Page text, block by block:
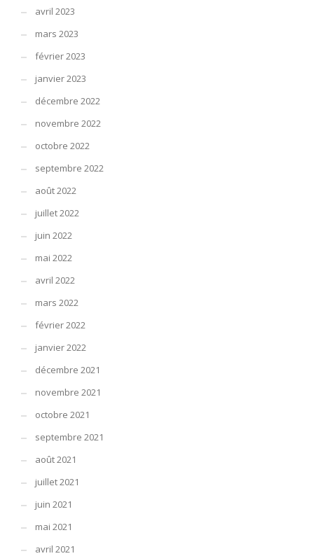
avril 2023
mars 2023
février 2023
janvier 2023
décembre 2022
novembre 2022
octobre 2022
septembre 2022
août 2022
juillet 2022
juin 2022
mai 2022
avril 2022
mars 2022
février 2022
janvier 2022
décembre 2021
novembre 2021
octobre 2021
septembre 2021
août 2021
juillet 2021
juin 2021
mai 2021
avril 2021